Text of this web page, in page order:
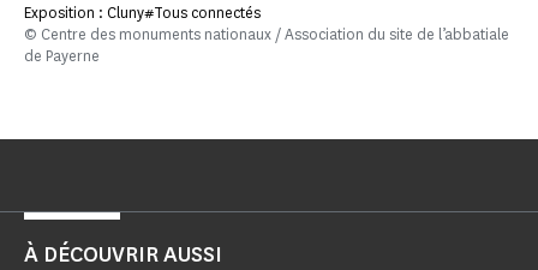
Exposition : Cluny#Tous connectés
© Centre des monuments nationaux / Association du site de l’abbatiale
de Payerne
À DÉCOUVRIR AUSSI